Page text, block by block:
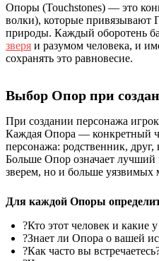
Опоры (Touchstones) — это
волки), которые привязывают
природы. Каждый оборотень
зверя и разумом человека, и
сохранять это равновесие.
Выбор Опор при
При создании персонажа
Каждая Опора — конкретный
персонажа: родственник,
Больше Опор означает лучший
зверем, но и больше уязвимых
Для каждой Опоры
?Кто этот человек и какие
?Знает ли Опора о вашей
?Как часто вы